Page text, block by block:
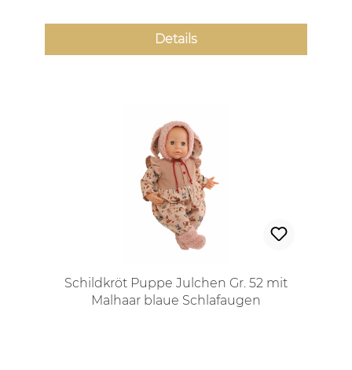
Details
Schildkröt Puppe Julchen Gr. 52 mit
Malhaar blaue Schlafaugen